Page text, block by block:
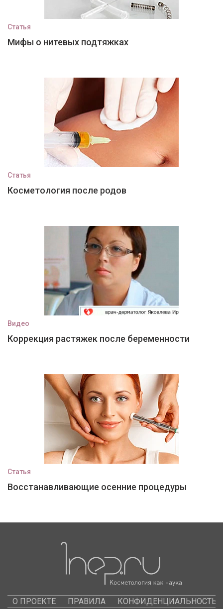
Статья
Мифы о нитевых подтяжках
Статья
Косметология после родов
Видео
Коррекция растяжек после беременности
Статья
Восстанавливающие осенние процедуры
О ПРОЕКТЕ ПРАВИЛА КОНФИДЕНЦИАЛЬНОСТЬ